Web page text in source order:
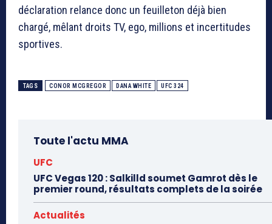
déclaration relance donc un feuilleton déjà bien
chargé, mêlant droits TV, ego, millions et incertitudes
sportives.
TAGS CONOR MCGREGOR DANA WHITE UFC 324
Toute l'actu MMA
UFC
UFC Vegas 120 : Salkilld soumet Gamrot dès le
premier round, résultats complets de la soirée
Actualités